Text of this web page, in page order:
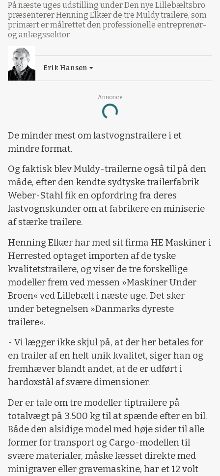
Annonce
Loading...
På næste uges udstilling under Den nye Lillebæltsbro
præsenterer Henning Elkær de tre Muldy trailere, som
primært er målrettet den professionelle entreprenør-
og anlægssektor.
Erik Hansen
De minder mest om lastvognstrailere i et
mindre format.
Og faktisk blev Muldy-trailerne også til på den
måde, efter den kendte sydtyske trailerfabrik
Weber-Stahl fik en opfordring fra deres
lastvognskunder om at fabrikere en miniserie
af stærke trailere.
Henning Elkær har med sit firma HE Maskiner i
Herrested optaget importen af de tyske
kvalitetstrailere, og viser de tre forskellige
modeller frem ved messen »Maskiner Under
Broen« ved Lillebælt i næste uge. Det sker
under betegnelsen »Danmarks dyreste
trailere«.
- Vi lægger ikke skjul på, at der her betales for
en trailer af en helt unik kvalitet, siger han og
fremhæver blandt andet, at de er udført i
hardoxstål af svære dimensioner.
Der er tale om tre modeller tiptrailere på
totalvægt på 3.500 kg til at spænde efter en bil.
Både den alsidige model med høje sider til alle
former for transport og Cargo-modellen til
svære materialer, måske læsset direkte med
minigraver eller gravemaskine, har et 12 volt